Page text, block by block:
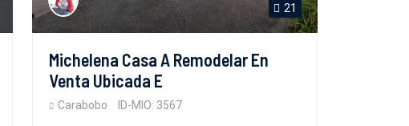
21
Michelena Casa A Remodelar En
Venta Ubicada E
Carabobo ID-MIO: 3567